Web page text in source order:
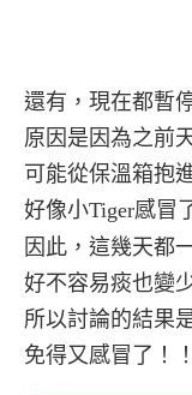
還有，現在都暫
原因是因為之前
可能從保溫箱抱
好像小Tiger感冒
因此，這幾天都
好不容易痰也變
所以討論的結果
免得又感冒了！！